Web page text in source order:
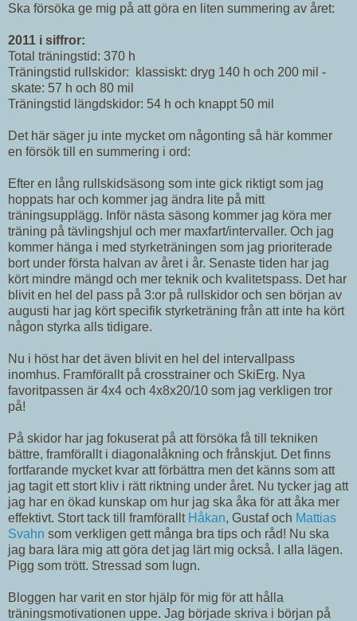
Ska försöka ge mig på att göra en liten summering av året:
2011 i siffror:
Total träningstid: 370 h
Träningstid rullskidor: klassiskt: dryg 140 h och 200 mil -
skate: 57 h och 80 mil
Träningstid längdskidor: 54 h och knappt 50 mil
Det här säger ju inte mycket om någonting så här kommer
en försök till en summering i ord:
Efter en lång rullskidsäsong som inte gick riktigt som jag
hoppats har och kommer jag ändra lite på mitt
träningsupplägg. Inför nästa säsong kommer jag köra mer
träning på tävlingshjul och mer maxfart/intervaller. Och jag
kommer hänga i med styrketräningen som jag prioriterade
bort under första halvan av året i år. Senaste tiden har jag
kört mindre mängd och mer teknik och kvalitetspass. Det har
blivit en hel del pass på 3:or på rullskidor och sen början av
augusti har jag kört specifik styrketräning från att inte ha kört
någon styrka alls tidigare.
Nu i höst har det även blivit en hel del intervallpass
inomhus. Framförallt på crosstrainer och SkiErg. Nya
favoritpassen är 4x4 och 4x8x20/10 som jag verkligen tror
på!
På skidor har jag fokuserat på att försöka få till tekniken
bättre, framförallt i diagonalåkning och frånskjut. Det finns
fortfarande mycket kvar att förbättra men det känns som att
jag tagit ett stort kliv i rätt riktning under året. Nu tycker jag att
jag har en ökad kunskap om hur jag ska åka för att åka mer
effektivt. Stort tack till framförallt Håkan, Gustaf och Mattias
Svahn som verkligen gett många bra tips och råd! Nu ska
jag bara lära mig att göra det jag lärt mig också. I alla lägen.
Pigg som trött. Stressad som lugn.
Bloggen har varit en stor hjälp för mig för att hålla
träningsmotivationen uppe. Jag började skriva i början på